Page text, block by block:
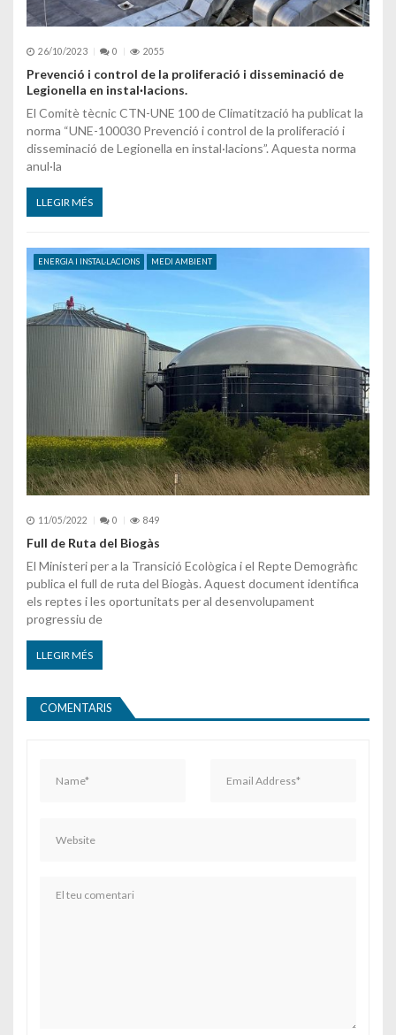
26/10/2023 0 2055
Prevenció i control de la proliferació i disseminació de
Legionella en instal·lacions.
El Comitè tècnic CTN-UNE 100 de Climatització ha publicat la
norma “UNE-100030 Prevenció i control de la proliferació i
disseminació de Legionella en instal·lacions”. Aquesta norma
anul·la
LLEGIR MÉS
ENERGIA I INSTAL·LACIONS MEDI AMBIENT
11/05/2022 0 849
Full de Ruta del Biogàs
El Ministeri per a la Transició Ecològica i el Repte Demogràfic
publica el full de ruta del Biogàs. Aquest document identifica
els reptes i les oportunitats per al desenvolupament
progressiu de
LLEGIR MÉS
COMENTARIS